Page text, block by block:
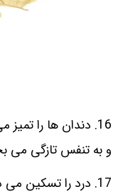
16. دندان ها را
و به تنفس تازگی می
17. درد را تسکین می دهد و به درمان واریس کمک می کند.